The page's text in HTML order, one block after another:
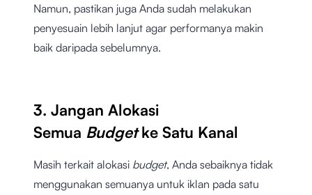
Namun, pastikan juga Anda sudah melakukan
penyesuain lebih lanjut agar performanya makin
baik daripada sebelumnya.
3. Jangan Alokasi
Semua Budgetke Satu Kanal
Masih terkait alokasi budget, Anda sebaiknya tidak
menggunakan semuanya untuk iklan pada satu